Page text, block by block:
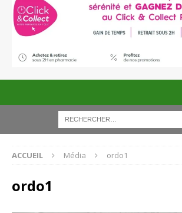
ACCUEIL Média ordo1
ordo1